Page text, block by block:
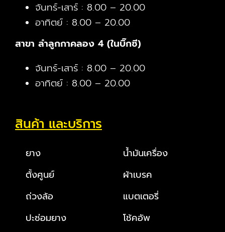
จันทร์-เสาร์ : 8.00 – 20.00
อาทิตย์ : 8.00 – 20.00
สาขา ลำลูกกาคลอง 4 (ในบิ๊กซี)
จันทร์-เสาร์ : 8.00 – 20.00
อาทิตย์ : 8.00 – 20.00
สินค้า และบริการ
ยาง
ตั้งศูนย์
ถ่วงล้อ
ปะซ่อมยาง
น้ำมันเครื่อง
ผ้าเบรค
แบตเตอรี่
โช้คอัพ